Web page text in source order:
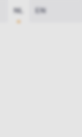
NL EN